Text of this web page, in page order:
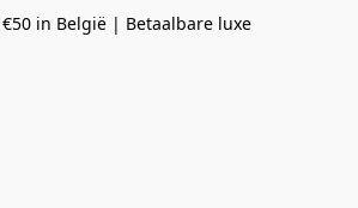
€50 in België | Betaalbare luxe